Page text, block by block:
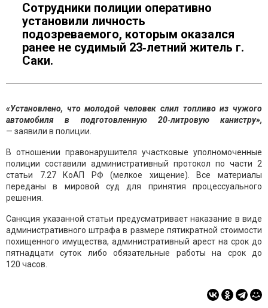
Сотрудники полиции оперативно
установили личность
подозреваемого, которым оказался
ранее не судимый 23‑летний житель г.
Саки.
«Установлено, что молодой человек слил топливо из чужого
автомобиля в подготовленную 20‑литровую канистру»,
— заявили в полиции.
В отношении правонарушителя участковые уполномоченные
полиции составили административный протокол по части 2
статьи 7.27 КоАП РФ (мелкое хищение). Все материалы
переданы в мировой суд для принятия процессуального
решения.
Санкция указанной статьи предусматривает наказание в виде
административного штрафа в размере пятикратной стоимости
похищенного имущества, административный арест на срок до
пятнадцати суток либо обязательные работы на срок до
120 часов.